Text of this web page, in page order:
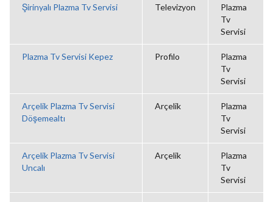
Şirinyalı Plazma Tv Servisi Televizyon
Plazma
Tv
Servisi
Plazma Tv Servisi Kepez Profilo
Plazma
Tv
Servisi
Arçelik Plazma Tv Servisi
Döşemealtı
Arçelik
Plazma
Tv
Servisi
Arçelik Plazma Tv Servisi
Uncalı
Arçelik
Plazma
Tv
Servisi